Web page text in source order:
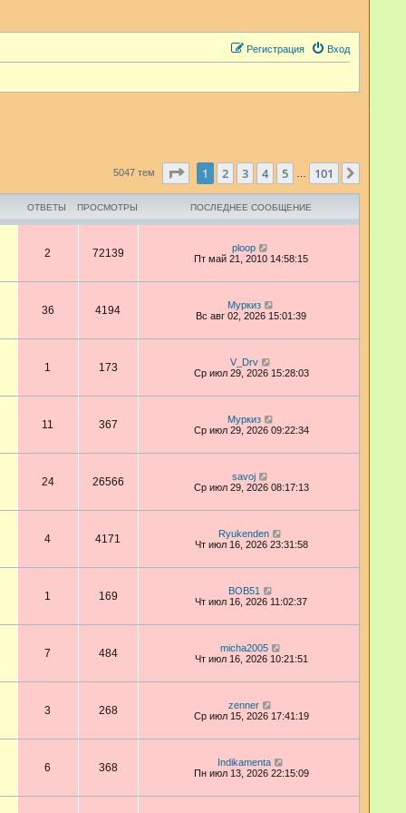
Вход
Регистрация
5047 тем Страница1 из 101
1 2 3 4 5 101
ОТВЕТЫ ПРОСМОТРЫ ПОСЛЕДНЕЕ СООБЩЕНИЕ
2 72139
ploop
Пт май 21, 2010 14:58:15
36 4194
Муркиз
Вс авг 02, 2026 15:01:39
1 173
V_Drv
Ср июл 29, 2026 15:28:03
11 367
Муркиз
Ср июл 29, 2026 09:22:34
24 26566
savoj
Ср июл 29, 2026 08:17:13
4 4171
Ryukenden
Чт июл 16, 2026 23:31:58
1 169
BOB51
Чт июл 16, 2026 11:02:37
7 484
micha2005
Чт июл 16, 2026 10:21:51
3 268
zenner
Ср июл 15, 2026 17:41:19
6 368
Indikamenta
Пн июл 13, 2026 22:15:09